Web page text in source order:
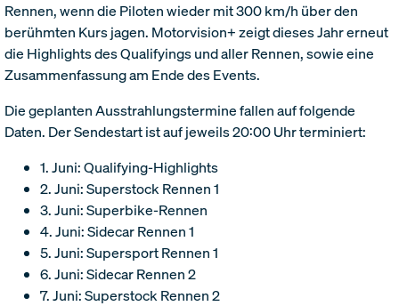
Rennen, wenn die Piloten wieder mit 300 km/h über den
berühmten Kurs jagen. Motorvision+ zeigt dieses Jahr erneut
die Highlights des Qualifyings und aller Rennen, sowie eine
Zusammenfassung am Ende des Events.
Die geplanten Ausstrahlungstermine fallen auf folgende
Daten. Der Sendestart ist auf jeweils 20:00 Uhr terminiert:
1. Juni: Qualifying-Highlights
2. Juni: Superstock Rennen 1
3. Juni: Superbike-Rennen
4. Juni: Sidecar Rennen 1
5. Juni: Supersport Rennen 1
6. Juni: Sidecar Rennen 2
7. Juni: Superstock Rennen 2